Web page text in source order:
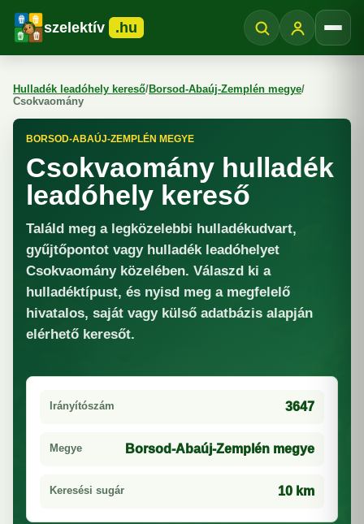
szelektív .hu
Hulladék leadóhely kereső/Borsod-Abaúj-Zemplén megye/
Csokvaomány
BORSOD-ABAÚJ-ZEMPLÉN MEGYE
Csokvaomány hulladék
leadóhely kereső
Találd meg a legközelebbi hulladékudvart,
gyűjtőpontot vagy hulladék leadóhelyet
Csokvaomány közelében. Válaszd ki a
hulladéktípust, és nyisd meg a megfelelő
hivatalos, saját vagy külső adatbázis alapján
elérhető keresőt.
Irányítószám 3647
Megye Borsod-Abaúj-Zemplén megye
Keresési sugár 10 km